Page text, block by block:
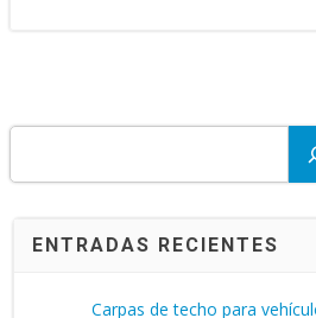
ENTRADAS RECIENTES
Carpas de techo para